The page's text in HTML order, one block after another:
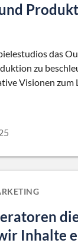
das
zu
Visionen zum
Inhalte